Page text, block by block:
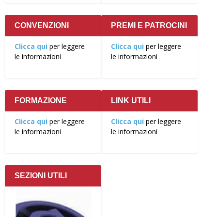
CONVENZIONI
Clicca qui per leggere
le informazioni
PREMI E PATROCINI
Clicca qui per leggere
le informazioni
FORMAZIONE
Clicca qui per leggere
le informazioni
LINK UTILI
Clicca qui per leggere
le informazioni
SEZIONI UTILI